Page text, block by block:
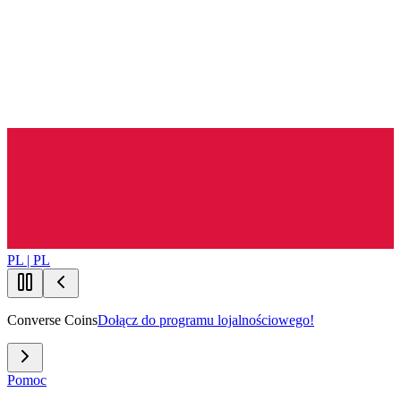
PL | PL
Converse CoinsDołącz do programu lojalnościowego!
Pomoc